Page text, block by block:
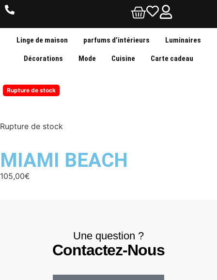
Linge de maison parfums d’intérieurs Luminaires
Décorations Mode Cuisine Carte cadeau
Rupture de stock
Rupture de stock
MIAMI BEACH
105,00€
Une question ?
Contactez-Nous